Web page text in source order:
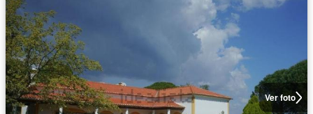
Ver foto